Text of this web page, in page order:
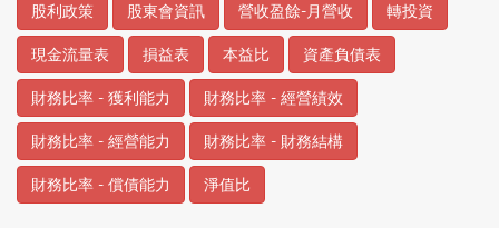
股利政策 股東會資訊 營收盈餘-月營收 轉投資
現金流量表 損益表 本益比 資產負債表
財務比率 - 獲利能力 財務比率 - 經營績效
財務比率 - 經營能力 財務比率 - 財務結構
財務比率 - 償債能力 淨值比